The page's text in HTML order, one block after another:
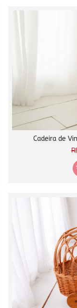
Cadeira de